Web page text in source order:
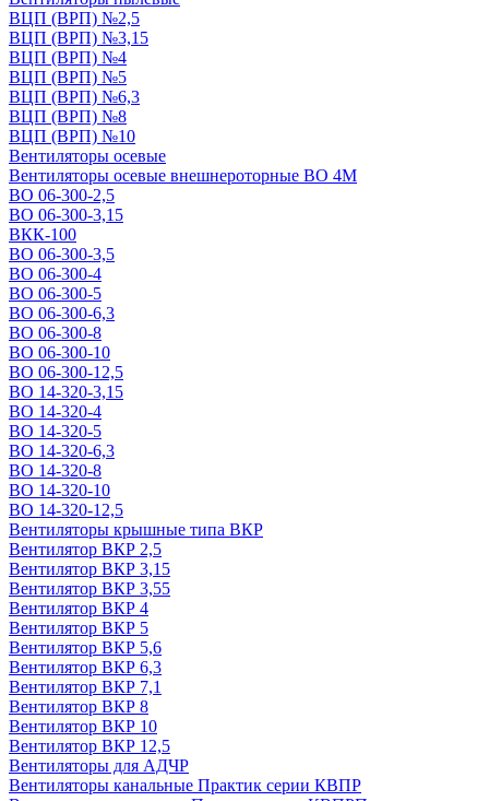
ВЦП (ВРП) №2,5
ВЦП (ВРП) №3,15
ВЦП (ВРП) №4
ВЦП (ВРП) №5
ВЦП (ВРП) №6,3
ВЦП (ВРП) №8
ВЦП (ВРП) №10
Вентиляторы осевые
Вентиляторы осевые внешнероторные ВО 4М
ВО 06-300-2,5
ВО 06-300-3,15
ВКК-100
ВО 06-300-3,5
ВО 06-300-4
ВО 06-300-5
ВО 06-300-6,3
ВО 06-300-8
ВО 06-300-10
ВО 06-300-12,5
ВО 14-320-3,15
ВО 14-320-4
ВО 14-320-5
ВО 14-320-6,3
ВО 14-320-8
ВО 14-320-10
ВО 14-320-12,5
Вентиляторы крышные типа ВКР
Вентилятор ВКР 2,5
Вентилятор ВКР 3,15
Вентилятор ВКР 3,55
Вентилятор ВКР 4
Вентилятор ВКР 5
Вентилятор ВКР 5,6
Вентилятор ВКР 6,3
Вентилятор ВКР 7,1
Вентилятор ВКР 8
Вентилятор ВКР 10
Вентилятор ВКР 12,5
Вентиляторы для АДЧР
Вентиляторы канальные Практик серии КВПР